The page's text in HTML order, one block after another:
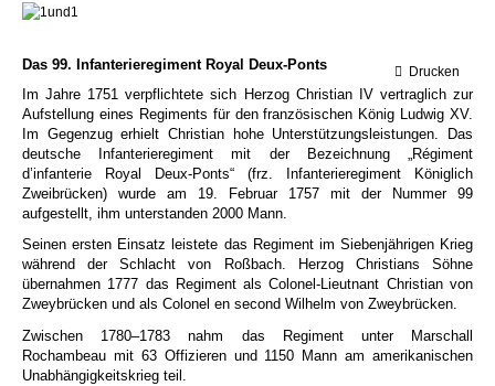
Drucken
Das 99. Infanterieregiment Royal Deux-Ponts
Im Jahre 1751 verpflichtete sich Herzog Christian IV vertraglich zur
Aufstellung eines Regiments für den französischen König Ludwig XV.
Im Gegenzug erhielt Christian hohe Unterstützungsleistungen.
Das
deutsche Infanterieregiment mit der Bezeichnung „Régiment
d’infanterie Royal Deux-Ponts“ (frz. Infanterieregiment Königlich
Zweibrücken) wurde am 19. Februar 1757 mit der Nummer 99
aufgestellt, ihm unterstanden 2000 Mann.
Seinen ersten Einsatz leistete das Regiment im Siebenjährigen Krieg
während der Schlacht von Roßbach.
Herzog Christians Söhne
übernahmen 1777 das Regiment als Colonel-Lieutnant Christian von
Zweybrücken und als Colonel en second Wilhelm von Zweybrücken.
Zwischen 1780–1783 nahm das Regiment unter Marschall
Rochambeau mit 63 Offizieren und 1150 Mann am amerikanischen
Unabhängigkeitskrieg teil.